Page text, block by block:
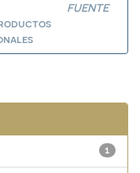
FUENTE
1